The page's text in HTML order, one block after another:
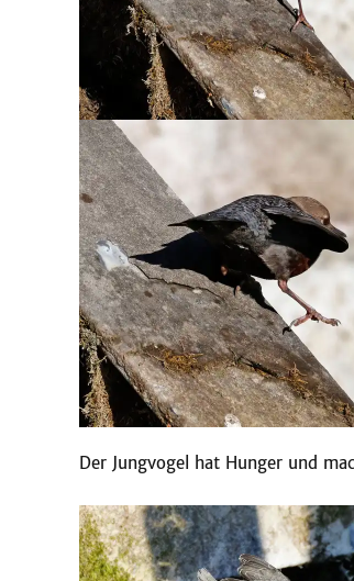
Der Jungvogel hat Hunger und